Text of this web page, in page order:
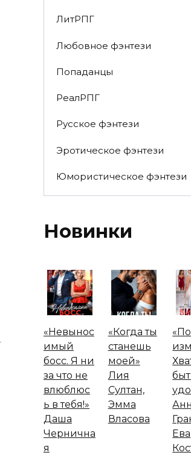
ЛитРПГ
Любовное фэнтези
Попаданцы
РеалРПГ
Русское фэнтези
Эротическое фэнтези
Юмористическое фэнтези
Новинки
«Невынос
имый
босс. Я ни
за что не
влюблюс
ь в тебя!»
Даша
Чернична
я
«Когда ты
станешь
моей»
Лия
Султан,
Эмма
Власова
Ева